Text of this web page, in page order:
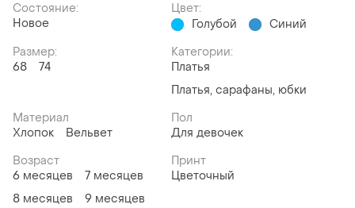
Состояние:
Новое
Цвет:
Голубой
Синий
Размер:
68
74
Категории:
Платья
Платья, сарафаны, юбки
Материал
Хлопок
Вельвет
Пол
Для девочек
Возраст
6 месяцев
7 месяцев
8 месяцев
9 месяцев
Принт
Цветочный